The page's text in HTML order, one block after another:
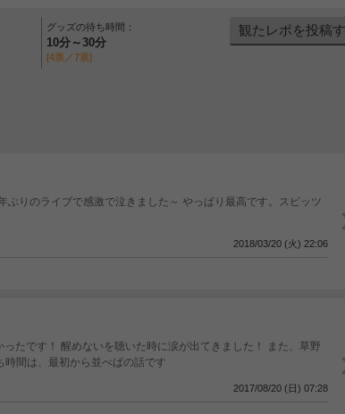
グッズの待ち時間：
10分～30分
[4票／7票]
観たレポを投稿
2018/03/20 (火) 22:06
たです！ 醒めないを聴いた時に涙が出てきました！ また、草野
時間は、最初から並べばの話です
2017/08/20 (日) 07:28